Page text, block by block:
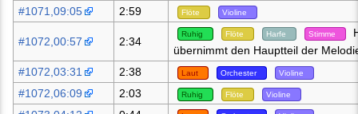
#1071,09:05 2:59 Flöte Violine
#1072,00:57 2:34
Ruhig Flöte Harfe Stimme
übernimmt den Hauptteil der
#1072,03:31
2:38 Laut Orchester Violine
#1072,06:09 2:03 Ruhig Flöte Violine